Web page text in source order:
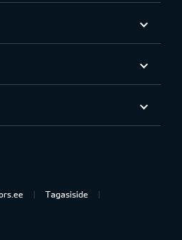
Tagasiside